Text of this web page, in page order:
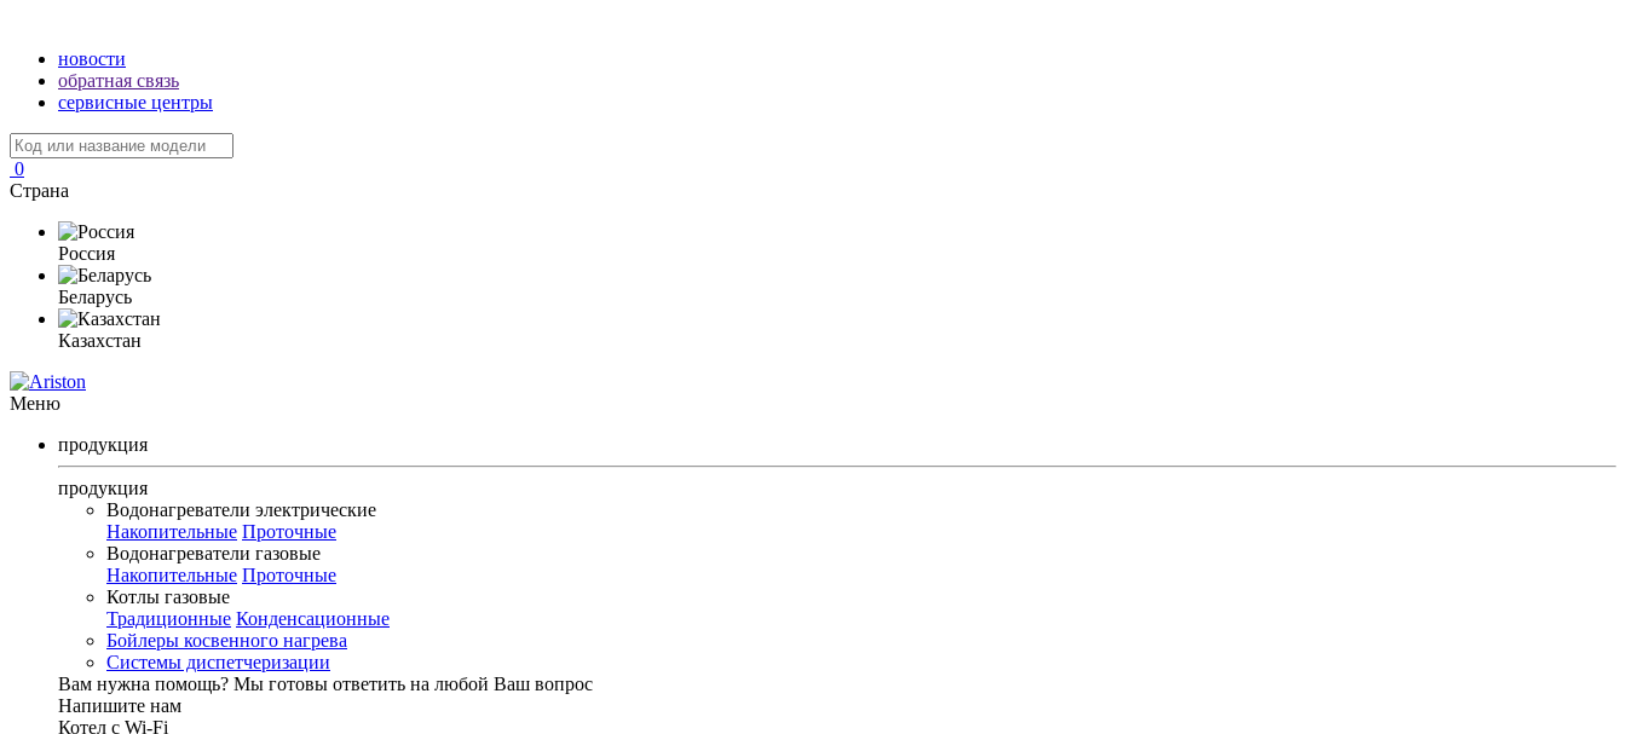
новости
обратная связь
сервисные центры
0
Страна
Россия
Беларусь
Казахстан
Меню
продукция
продукция
Водонагреватели электрические
Накопительные Проточные
Водонагреватели газовые
Накопительные Проточные
Котлы газовые
Традиционные Конденсационные
Бойлеры косвенного нагрева
Системы диспетчеризации
Вам нужна помощь? Мы готовы ответить на любой Ваш вопрос
Напишите нам
Котел с Wi-Fi